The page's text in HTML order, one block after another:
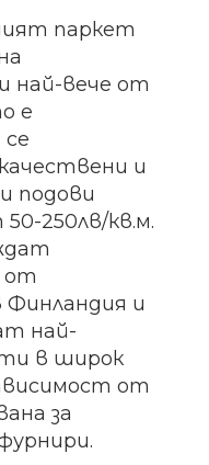
паркет
най-вече от
е
и
подови
250лв/кв.м.
от
Финландия и
най-
в широк
от
за